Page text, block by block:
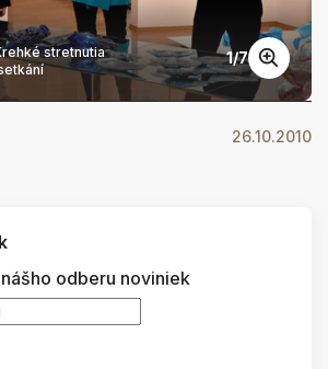
stretnutia
1/7
26.10.2010
odberu noviniek